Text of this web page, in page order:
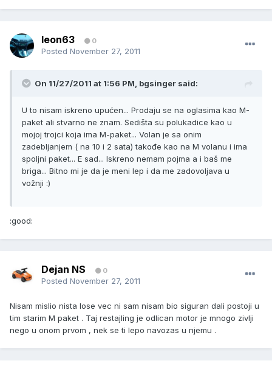
leon63 0
Posted November 27, 2011
On 11/27/2011 at 1:56 PM, bgsinger said:
U to nisam iskreno upućen... Prodaju se na oglasima kao M-
paket ali stvarno ne znam. Sedišta su polukadice kao u
mojoj trojci koja ima M-paket... Volan je sa onim
zadebljanjem ( na 10 i 2 sata) takođe kao na M volanu i ima
spoljni paket... E sad... Iskreno nemam pojma a i baš me
briga... Bitno mi je da je meni lep i da me zadovoljava u
vožnji :)
:good:
Dejan NS 0
Posted November 27, 2011
Nisam mislio nista lose vec ni sam nisam bio siguran dali postoji u
tim starim M paket . Taj restajling je odlican motor je mnogo zivlji
nego u onom prvom , nek se ti lepo navozas u njemu .